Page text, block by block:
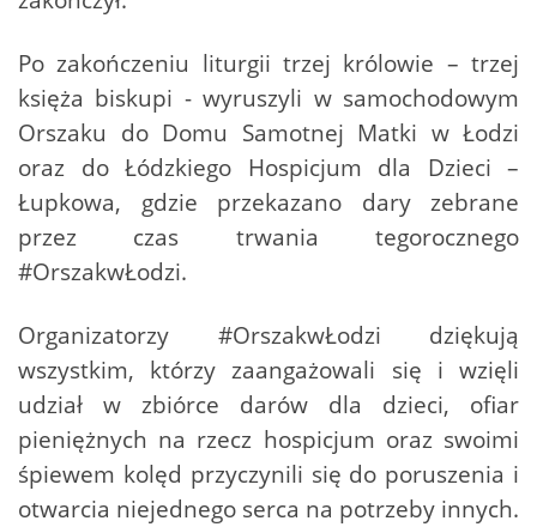
Po zakończeniu liturgii trzej królowie – trzej
księża biskupi - wyruszyli w samochodowym
Orszaku do Domu Samotnej Matki w Łodzi
oraz do Łódzkiego Hospicjum dla Dzieci –
Łupkowa, gdzie przekazano dary zebrane
przez czas trwania tegorocznego
#OrszakwŁodzi.
Organizatorzy #OrszakwŁodzi dziękują
wszystkim, którzy zaangażowali się i wzięli
udział w zbiórce darów dla dzieci, ofiar
pieniężnych na rzecz hospicjum oraz swoimi
śpiewem kolęd przyczynili się do poruszenia i
otwarcia niejednego serca na potrzeby innych.